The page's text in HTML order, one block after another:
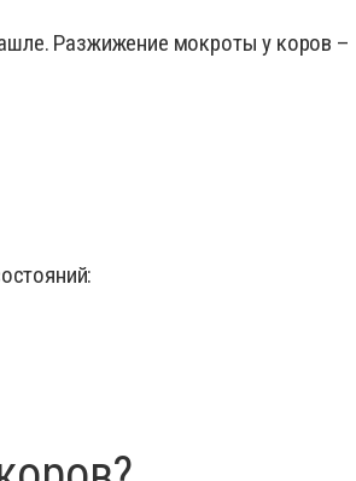
для усмирения животных
материалы
Разжижение мокроты у коров –